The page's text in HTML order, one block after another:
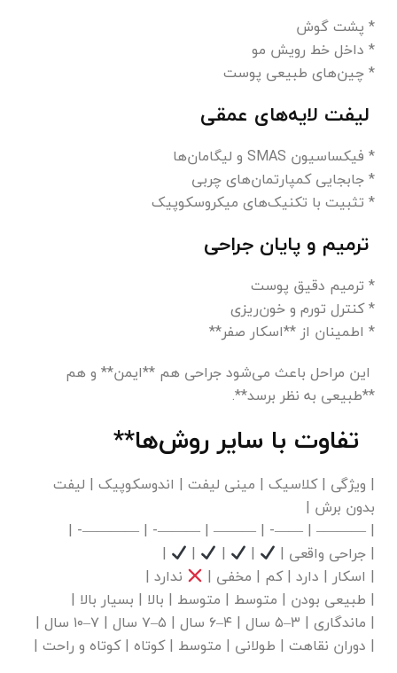
* پشت گوش
* داخل خط رویش مو
* چین‌های طبیعی پوست
لیفت لایه‌های عمقی
* فیکساسیون SMAS و لیگامان‌ها
* جابجایی کمپارتمان‌های چربی
* تثبیت با تکنیک‌های میکروسکوپیک
ترمیم و پایان جراحی
* ترمیم دقیق پوست
* کنترل تورم و خون‌ریزی
* اطمینان از **اسکار صفر**
این مراحل باعث می‌شود جراحی هم **ایمن** و هم
**طبیعی به نظر برسد**.
تفاوت با سایر روش‌ها**
| ویژگی | کلاسیک | مینی لیفت | اندوسکوپیک | لیفت
بدون برش |
| ———– | ——- | ——— | ———- | ————- |
| جراحی واقعی |
|
|
|
|
| اسکار | دارد | کم | مخفی |
ندارد |
| طبیعی بودن | متوسط | متوسط | بالا | بسیار بالا |
| ماندگاری | ۳–۵ سال | ۴–۶ سال | ۵–۷ سال | ۷–۱۰ سال |
| دوران نقاهت | طولانی | متوسط | کوتاه | کوتاه و راحت |